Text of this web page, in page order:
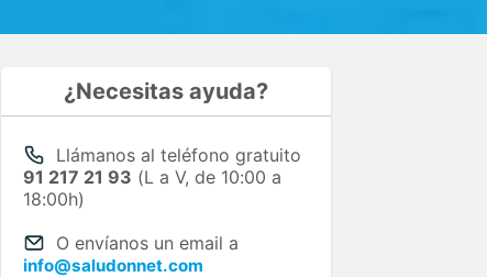
¿Necesitas ayuda?
Llámanos al teléfono gratuito
91 217 21 93 (L a V, de 10:00 a
18:00h)
O envíanos un email a
info@saludonnet.com